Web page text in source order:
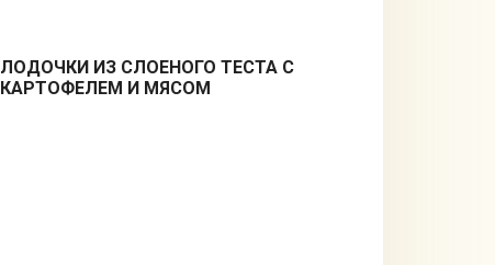
Закуски
ЛОДОЧКИ ИЗ СЛОЕНОГО ТЕСТА С
КАРТОФЕЛЕМ И МЯСОМ